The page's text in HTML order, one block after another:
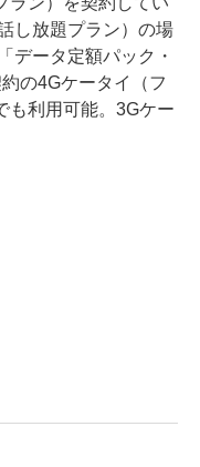
し放題プラン）の場
データ定額パック・
の4Gケータイ（フ
も利用可能。3Gケー